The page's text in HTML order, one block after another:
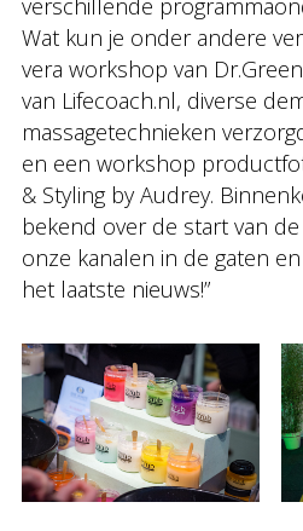
verschillende
Wat kun je onder andere
vera workshop van
van Lifecoach.nl, diverse
massagetechnieken
en een workshop
& Styling by Audrey.
bekend over de start van
onze kanalen in de gaten
het laatste nieuws!”